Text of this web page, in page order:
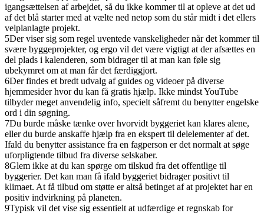
igangsættelsen af arbejdet, så du ikke kommer til at opleve at det ud
af det blå starter med at vælte ned netop som du står midt i det ellers
velplanlagte projekt.
5Der viser sig som regel uventede vanskeligheder når det kommer til
svære byggeprojekter, og ergo vil det være vigtigt at der afsættes en
del plads i kalenderen, som bidrager til at man kan føle sig
ubekymret om at man får det færdiggjort.
6Der findes et bredt udvalg af guides og videoer på diverse
hjemmesider hvor du kan få gratis hjælp. Ikke mindst YouTube
tilbyder meget anvendelig info, specielt såfremt du benytter engelske
ord i din søgning.
7Du burde måske tænke over hvorvidt byggeriet kan klares alene,
eller du burde anskaffe hjælp fra en ekspert til delelementer af det.
Ifald du benytter assistance fra en fagperson er det normalt at søge
uforpligtende tilbud fra diverse selskaber.
8Glem ikke at du kan spørge om tilskud fra det offentlige til
byggerier. Det kan man få ifald byggeriet bidrager positivt til
klimaet. At få tilbud om støtte er altså betinget af at projektet har en
positiv indvirkning på planeten.
9Typisk vil det vise sig essentielt at udfærdige et regnskab for